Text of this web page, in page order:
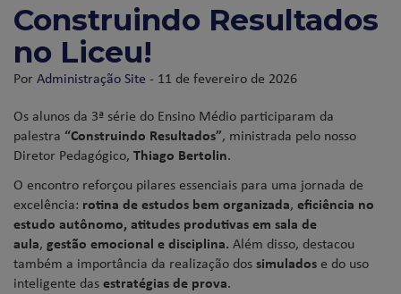
Construindo Resultados
no Liceu!
PorAdministração Site - 11 de fevereiro de 2026
Os alunos da 3ª série do Ensino Médio participaram da
palestra “Construindo Resultados”, ministrada pelo nosso
Diretor Pedagógico, Thiago Bertolin.
O encontro reforçou pilares essenciais para uma jornada de
excelência: rotina de estudos bem organizada, eficiência no
estudo autônomo, atitudes produtivas em sala de
aula, gestão emocional edisciplina. Além disso, destacou
também a importância da realização dossimulados e do uso
inteligente dasestratégias de prova.